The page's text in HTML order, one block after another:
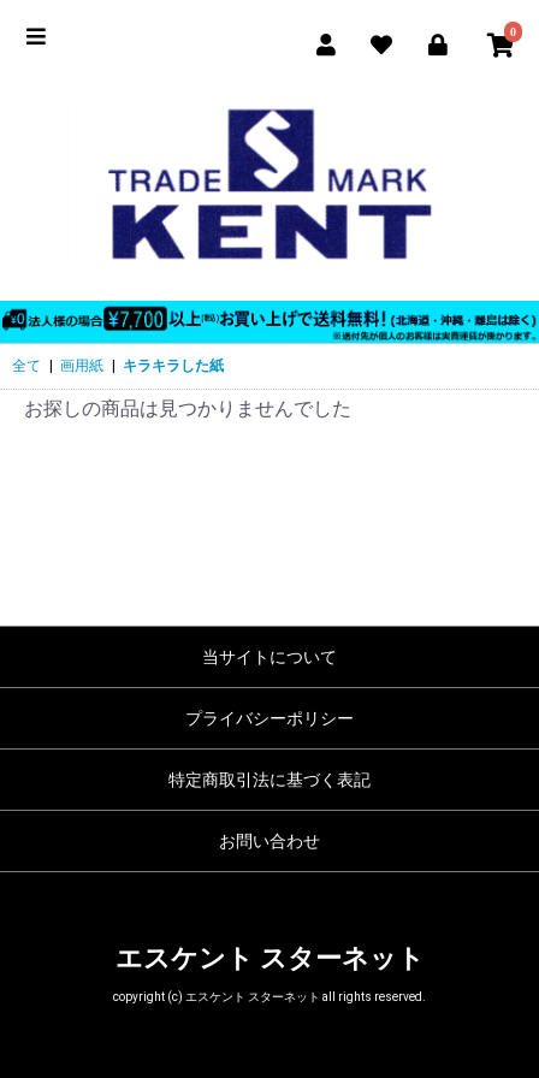
0
全て | 画用紙 | キラキラした紙
お探しの商品は見つかりませんでした
当サイトについて
プライバシーポリシー
特定商取引法に基づく表記
お問い合わせ
エスケント スターネット
copyright (c) エスケント スターネット all rights reserved.